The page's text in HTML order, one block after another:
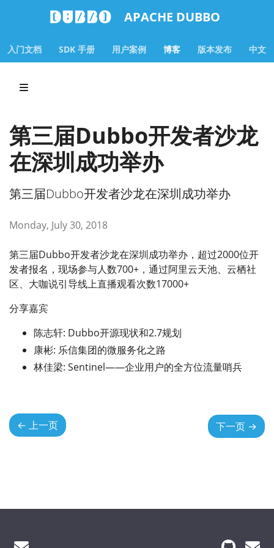
APACHE DUBBO
入门文档 SDK 手册 用户案例 博客 版本发布 中文
第三届Dubbo开发者沙龙
在深圳成功举办
第三届Dubbo开发者沙龙在深圳成功举办
Monday, July 30, 2018
第三届Dubbo开发者沙龙在深圳成功举办，超过2000位开
发者报名，现场参与人数700+，通过阿里云天池、云栖社
区、大咖说引导线上直播观看次数17000+
分享嘉宾
陈志轩: Dubbo开源现状和2.7规划
康彬: 乐信集团的微服务化之路
林佳梁: Sentinel——企业用户的全方位流量哨兵
← 上一页 下一页 →